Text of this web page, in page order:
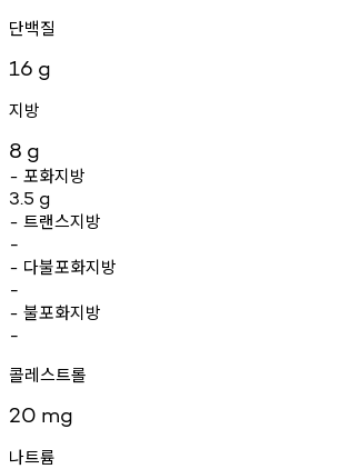
단백질
16 g
지방
8 g
- 포화지방
3.5 g
- 트랜스지방
-
- 다불포화지방
-
- 불포화지방
-
콜레스트롤
20 mg
나트륨